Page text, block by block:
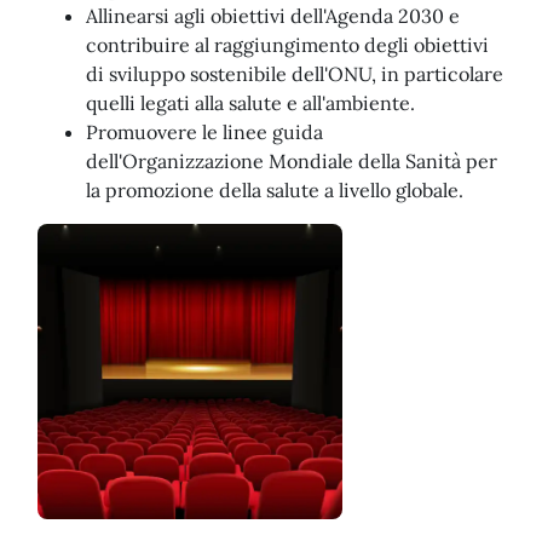
Allinearsi agli obiettivi dell'Agenda 2030 e
contribuire al raggiungimento degli obiettivi
di sviluppo sostenibile dell'ONU, in particolare
quelli legati alla salute e all'ambiente.
Promuovere le linee guida
dell'Organizzazione Mondiale della Sanità per
la promozione della salute a livello globale.